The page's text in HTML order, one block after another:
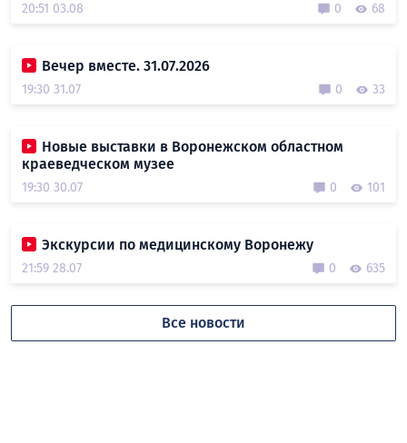
20:51 03.08 0 68
Вечер вместе. 31.07.2026
19:30 31.07 0 33
Новые выставки в Воронежском областном
краеведческом музее
19:30 30.07 0 101
Экскурсии по медицинскому Воронежу
21:59 28.07 0 635
Все новости